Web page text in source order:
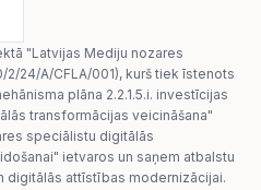
"Latvijas Mediju nozares
2/24/A/CFLA/001), kurš tiek īstenots
plāna 2.2.1.5.i. investīcijas
transformācijas veicināšana"
speciālistu digitālās
ietvaros un saņem atbalstu
digitālās attīstības modernizācijai.